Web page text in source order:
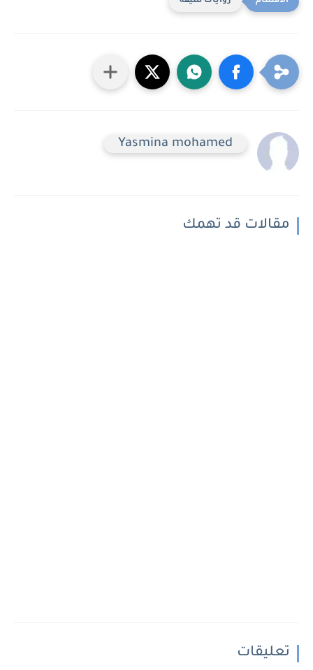
Yasmina mohamed
مقالات قد تهمك
تعليقات